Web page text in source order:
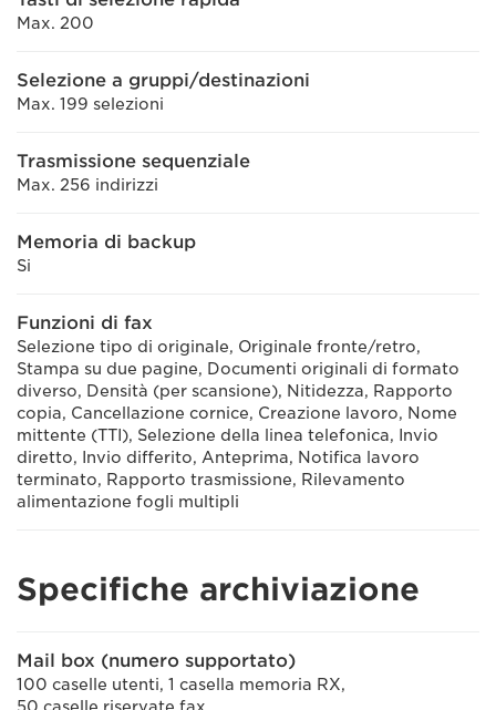
Max. 200
Selezione a gruppi/destinazioni
Max. 199 selezioni
Trasmissione sequenziale
Max. 256 indirizzi
Memoria di backup
Si
Funzioni di fax
Selezione tipo di originale, Originale fronte/retro,
Stampa su due pagine, Documenti originali di formato
diverso, Densità (per scansione), Nitidezza, Rapporto
copia, Cancellazione cornice, Creazione lavoro, Nome
mittente (TTI), Selezione della linea telefonica, Invio
diretto, Invio differito, Anteprima, Notifica lavoro
terminato, Rapporto trasmissione, Rilevamento
alimentazione fogli multipli
Specifiche archiviazione
Mail box (numero supportato)
100 caselle utenti, 1 casella memoria RX,